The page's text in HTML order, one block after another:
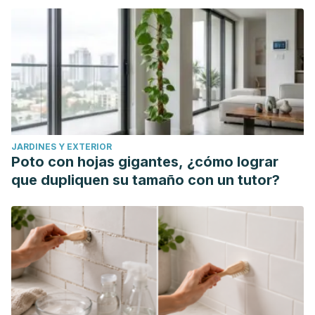
59.2 (2018): 77-84.
Fabbrocini G, Staibano S, De Rosa G, et al. Resveratrol-
containing gel for the treatment of acne vulgaris: a single-
blind, vehicle-controlled, pilot study.Am J Clin Dermatol
2011;12(2):133-141. doi:10.2165/11530630-000000000-
00000
Pezzuto JM. Resveratrol: Twenty Years of Growth,
Development and Controversy.
2019;27(1):1-14. doi:10.4062/biomolther.2018.176
Cancer Therapy.
Int J Mol Sci
. 2017;18(12):2589. Published
2017 Dec 1. doi:10.3390/ijms18122589
Berce C, Muresan MS, Soritau O, et al. Cutaneous wound
healing using polymeric surgical dressings based on
chitosan, sodium hyaluronate and resveratrol. A preclinical
experimental study. Colloids Surf B Biointerfaces
JARDINES Y EXTERIOR
Poto con hojas gigantes, ¿cómo lograr
que dupliquen su tamaño con un tutor?